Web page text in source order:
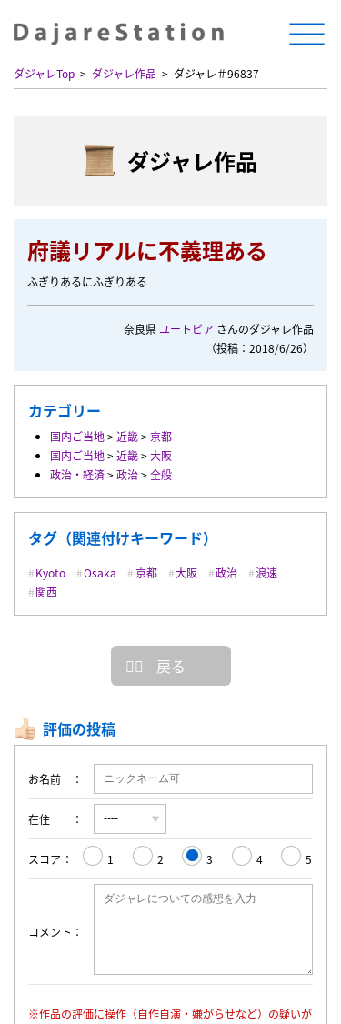
ダジャレTop ダジャレ作品 ダジャレ＃96837
ダジャレ作品
府議リアルに不義理ある
ふぎりあるにふぎりある
奈良県 ユートピア さんのダジャレ作品
（投稿：2018/6/26）
カテゴリー
国内ご当地>近畿>京都
国内ご当地>近畿>大阪
政治・経済>政治>全般
タグ（関連付けキーワード）
Kyoto Osaka 京都 大阪 政治
浪速
関西
戻る
評価の投稿
お名前
在住
スコア 1 2 3 4 5
コメント
※作品の評価に操作（自作自演・嫌がらせなど）の疑いが